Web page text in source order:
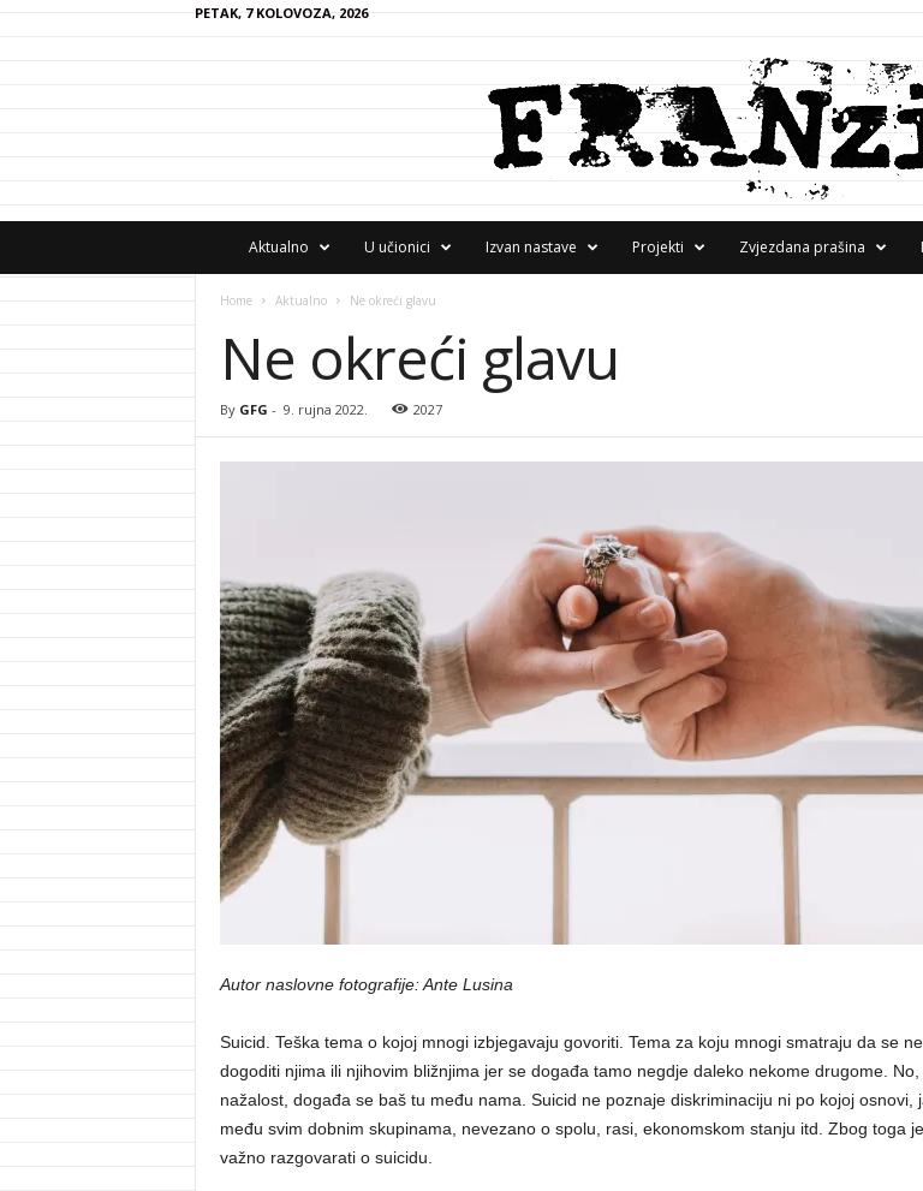
PETAK, 7 KOLOVOZA, 2026
A
Aktualno U učionici Izvan nastave Projekti Zvjezdana prašina
Home Aktualno Ne okreći glavu
Ne okreći glavu
By GFG - 9. rujna 2022. 2027
Autor naslovne fotografije: Ante Lusina
Suicid. Teška tema o kojoj mnogi izbjegavaju govoriti. Tema za koju mnogi smatraju da se
dogoditi njima ili njihovim bližnjima jer se događa tamo negdje daleko nekome drugome. No,
nažalost, događa se baš tu među nama. Suicid ne poznaje diskriminaciju ni po kojoj osnovi,
među svim dobnim skupinama, nevezano o spolu, rasi, ekonomskom stanju itd. Zbog toga
važno razgovarati o suicidu.